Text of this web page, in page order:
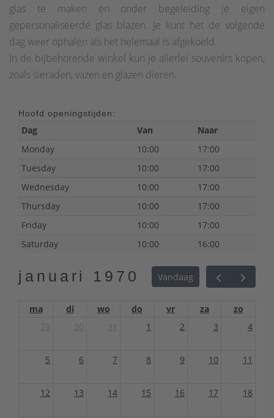
glas te maken en onder begeleiding je eigen
gepersonaliseerde glas blazen. Je kunt het de volgende
dag weer ophalen als het helemaal is afgekoeld.
In de bijbehorende winkel kun je allerlei souvenirs kopen,
zoals sieraden, vazen en glazen dieren.
Hoofd openingstijden:
Dag Van
Naar
Monday
10:00
17:00
Tuesday
10:00
17:00
Wednesday
10:00
17:00
Thursday
10:00
17:00
Friday
10:00
17:00
Saturday
10:00 16:00
januari 1970 Vandaag
ma di wo do vr za
zo
1 2 3 4
5 6 7 8 9 10 11
12 13 14 15 16 17 18